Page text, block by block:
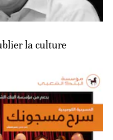
la culture